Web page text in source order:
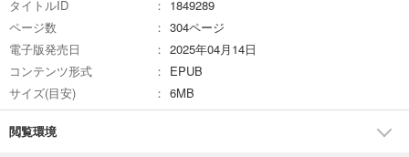
タイトルID
1849289
ページ数
304ページ
電子版発売日
2025年04月14日
コンテンツ形式
EPUB
サイズ(目安)
6MB
閲覧環境